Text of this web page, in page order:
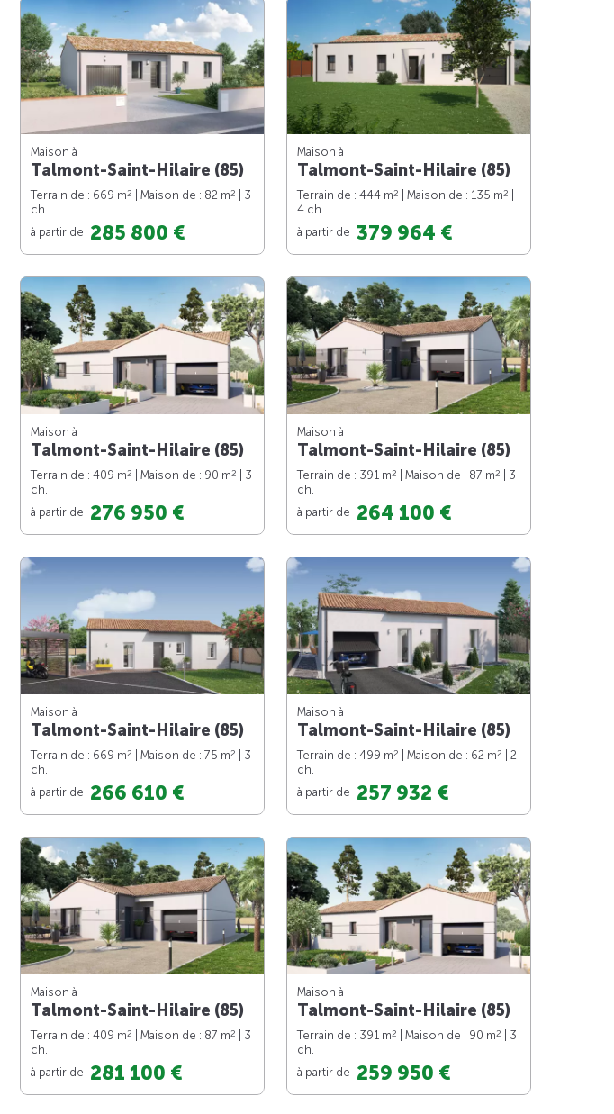
Maison à
Talmont-Saint-Hilaire (85)
Terrain de : 669 m2 | Maison de : 82 m2
| 3
ch.
à partir de 285 800 €
Maison à
Talmont-Saint-Hilaire (85)
Terrain de : 444 m2 | Maison de : 135 m2
4 ch.
à partir de 379 964 €
Maison à
Talmont-Saint-Hilaire (85)
Terrain de : 409 m2 | Maison de : 90 m2
| 3
ch.
à partir de 276 950 €
Maison à
Talmont-Saint-Hilaire (85)
Terrain de : 391 m2 | Maison de : 87 m2
| 3
ch.
à partir de 264 100 €
Maison à
Talmont-Saint-Hilaire (85)
Terrain de : 669 m2 | Maison de : 75 m2
| 3
ch.
à partir de 266 610 €
Maison à
Talmont-Saint-Hilaire (85)
Terrain de : 499 m2 | Maison de : 62 m2
| 2
ch.
à partir de 257 932 €
Maison à
Talmont-Saint-Hilaire (85)
Terrain de : 409 m2 | Maison de : 87 m2
| 3
ch.
à partir de 281 100 €
Maison à
Talmont-Saint-Hilaire (85)
Terrain de : 391 m2 | Maison de : 90 m2
| 3
ch.
à partir de 259 950 €